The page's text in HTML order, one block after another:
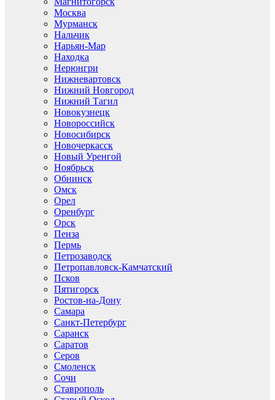
Москва
Мурманск
Нальчик
Нарьян-Мар
Находка
Нерюнгри
Нижневартовск
Нижний Новгород
Нижний Тагил
Новокузнецк
Новороссийск
Новосибирск
Новочеркасск
Новый Уренгой
Ноябрьск
Обнинск
Омск
Орел
Оренбург
Орск
Пенза
Пермь
Петрозаводск
Петропавловск-Камчатский
Псков
Пятигорск
Ростов-на-Дону
Самара
Санкт-Петербург
Саранск
Саратов
Серов
Смоленск
Сочи
Ставрополь